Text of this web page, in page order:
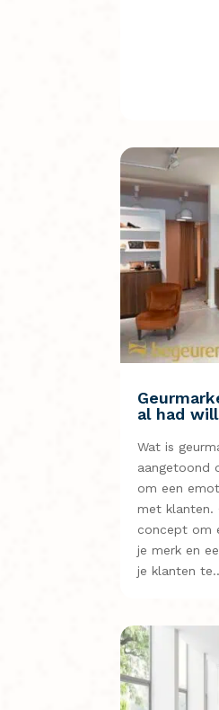
al had
Wat is
aangetoond
om een
met klanten.
concept om
je merk en
je klanten